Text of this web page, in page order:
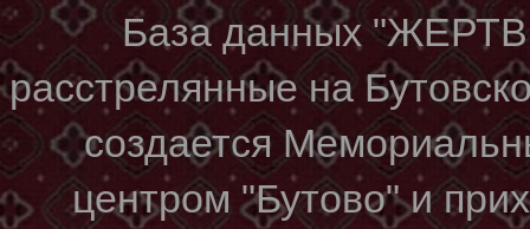
База данных
расстрелянные на
создается
центром "Бутово" и